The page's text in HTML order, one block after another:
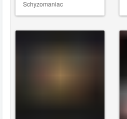
Schyzomaniac